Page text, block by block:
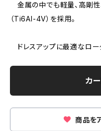
金属の中でも軽量、高剛
（Ti6AI-4V）を採用。
ドレスアップに最適なロー
カ
商品を